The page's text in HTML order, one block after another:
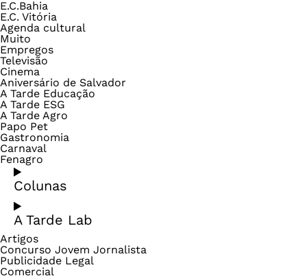
E.C.Bahia
E.C. Vitória
Agenda cultural
Muito
Empregos
Televisão
Cinema
Aniversário de Salvador
A Tarde Educação
A Tarde ESG
A Tarde Agro
Papo Pet
Gastronomia
Carnaval
Fenagro
Colunas
A Tarde Lab
Artigos
Concurso Jovem Jornalista
Publicidade Legal
Comercial